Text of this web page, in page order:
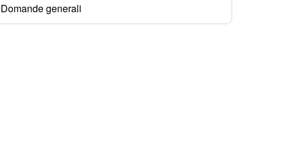
Domande generali